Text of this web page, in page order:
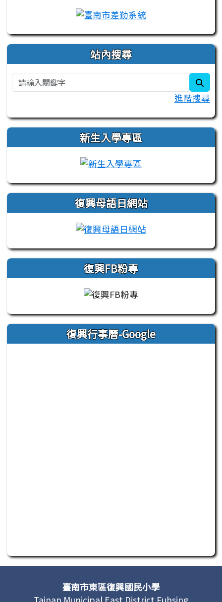
站內搜尋
進階搜尋
新生入學專區
復興母語日網站
link to https://
復興FB粉專
復興行事曆-Google
此為活動行程日曆，若無法正常讀取或操作，請聯繫
頁尾區域內容臺南市東區復興國民小學